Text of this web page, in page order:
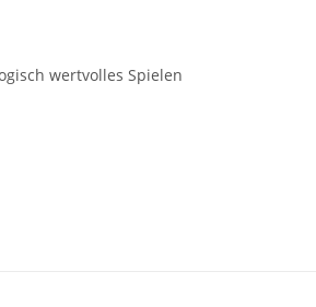
wertvolles Spielen